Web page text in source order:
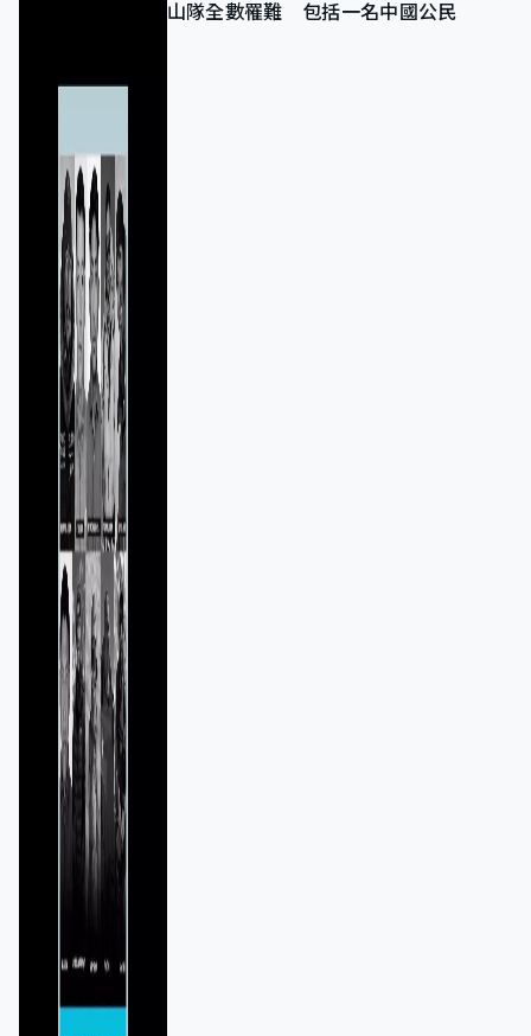
山隊全數罹難 包括一名中國公民